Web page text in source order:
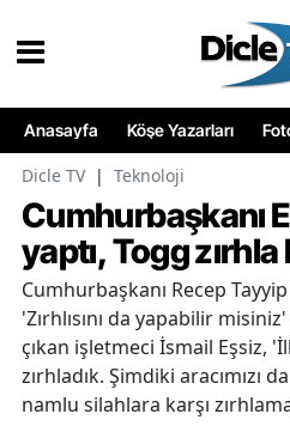
Anasayfa Köşe Yazarları
Dicle TV | Teknoloji
Cumhurbaşkanı
yaptı, Togg zırhla
Cumhurbaşkanı Recep
'Zırhlısını da yapabilir
çıkan işletmeci İsmail Eşsiz,
zırhladık. Şimdiki aracımızı
namlu silahlara karşı